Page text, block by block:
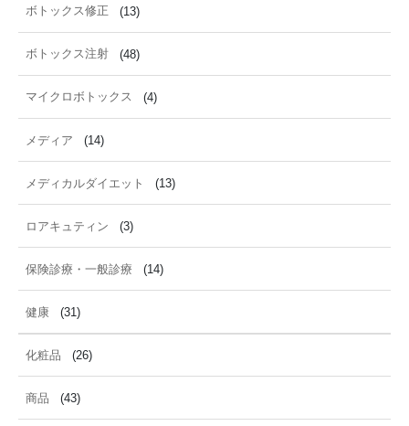
ボトックス修正 (13)
ボトックス注射 (48)
マイクロボトックス (4)
メディア (14)
メディカルダイエット (13)
ロアキュティン (3)
保険診療・一般診療 (14)
健康 (31)
化粧品 (26)
商品 (43)